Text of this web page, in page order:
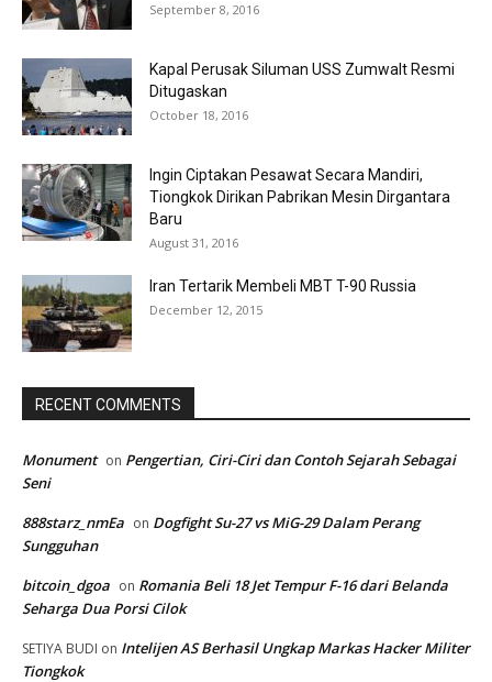
September 8, 2016
Kapal Perusak Siluman USS Zumwalt Resmi
Ditugaskan
October 18, 2016
Ingin Ciptakan Pesawat Secara Mandiri,
Tiongkok Dirikan Pabrikan Mesin Dirgantara
Baru
August 31, 2016
Iran Tertarik Membeli MBT T-90 Russia
December 12, 2015
RECENT COMMENTS
Monument on Pengertian, Ciri-Ciri dan Contoh Sejarah Sebagai
Seni
888starz_nmEa on Dogfight Su-27 vs MiG-29 Dalam Perang
Sungguhan
bitcoin_dgoa on Romania Beli 18 Jet Tempur F-16 dari Belanda
Seharga Dua Porsi Cilok
SETIYA BUDI on Intelijen AS Berhasil Ungkap Markas Hacker Militer
Tiongkok